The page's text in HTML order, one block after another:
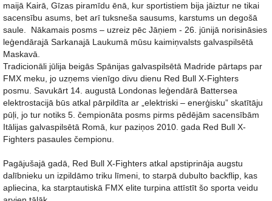
maijā Kairā, Gīzas piramīdu ēnā, kur sportistiem bija jāiztur ne tikai
sacensību asums, bet arī tuksneša sausums, karstums un degošā
saule. Nākamais posms – uzreiz pēc Jāņiem - 26. jūnijā norisināsies
leģendārajā Sarkanajā Laukumā mūsu kaimiņvalsts galvaspilsētā
Maskavā.
Tradicionāli jūlija beigās Spānijas galvaspilsētā Madride pārtaps par
FMX meku, jo uzņems vienīgo divu dienu Red Bull X-Fighters
posmu. Savukārt 14. augustā Londonas leģendārā Battersea
elektrostacijā būs atkal pārpildīta ar „elektriski – enerģisku” skatītāju
pūļi, jo tur notiks 5. čempionāta posms pirms pēdējām sacensībām
Itālijas galvaspilsētā Romā, kur paziņos 2010. gada Red Bull X-
Fighters pasaules čempionu.
Pagājušajā gadā, Red Bull X-Fighters atkal apstiprināja augstu
dalībnieku un izpildāmo triku līmeni, to starpā dubulto backflip, kas
apliecina, ka starptautiskā FMX elite turpina attīstīt šo sporta veidu